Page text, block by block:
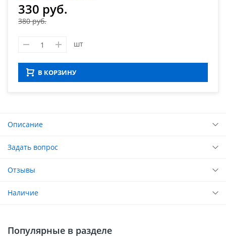
330 руб.
380 руб.
шт
В КОРЗИНУ
Описание
Задать вопрос
Отзывы
Наличие
Популярные в разделе